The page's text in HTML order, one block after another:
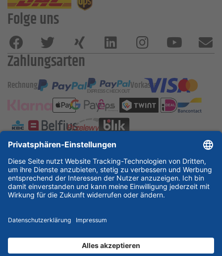
Folge uns
Zahlungsarten
Rechnung Vorkasse
ESSKA International
new
new new